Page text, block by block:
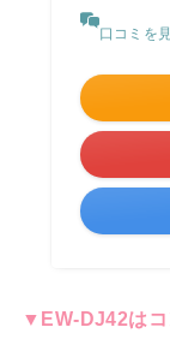
口コミを
▼EW-DJ42はコ